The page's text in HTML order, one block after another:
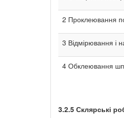
2 Проклеювання
3 Відмірювання і
4 Обклеювання
3.2.5 Склярські